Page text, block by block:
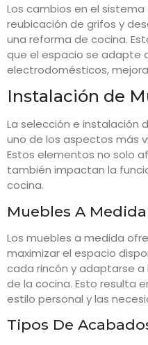
Los cambios en el
reubicación de grifos y
una reforma de cocina.
que el espacio se adapte
electrodomésticos,
Instalación de
La selección e instalación
uno de los aspectos más
Estos elementos no solo
también impactan la
cocina.
Muebles A Medida
Los muebles a medida
maximizar el espacio
cada rincón y adaptarse
de la cocina. Esto resulta
estilo personal y las
Tipos De